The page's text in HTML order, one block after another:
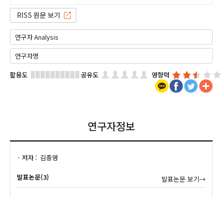
활용도 공유도 영향력
연구자정보
저자 김종영
발표논문(3) 발표논문 보기→